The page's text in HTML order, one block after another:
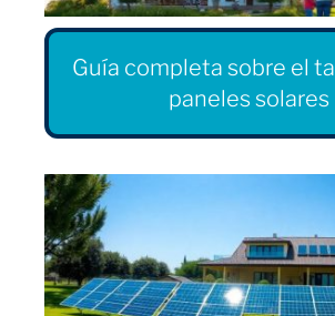
Guía completa sobre el
paneles solares